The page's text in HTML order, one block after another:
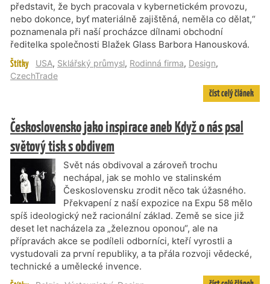
představit, že bych pracovala v kybernetickém provozu,
nebo dokonce, byť materiálně zajištěná, neměla co dělat,“
poznamenala při naší procházce dílnami obchodní
ředitelka společnosti Blažek Glass Barbora Hanousková.
Štítky USA, Sklářský průmysl, Rodinná firma, Design,
CzechTrade
číst celý článek
Československo jako inspirace aneb Když o nás psal
světový tisk s obdivem
Svět nás obdivoval a zároveň trochu
nechápal, jak se mohlo ve stalinském
Československu zrodit něco tak úžasného.
Překvapení z naší expozice na Expu 58 mělo
spíš ideologický než racionální základ. Země se sice již
deset let nacházela za „železnou oponou“, ale na
přípravách akce se podíleli odborníci, kteří vyrostli a
vystudovali za první republiky, a ta přála rozvoji vědecké,
technické a umělecké invence.